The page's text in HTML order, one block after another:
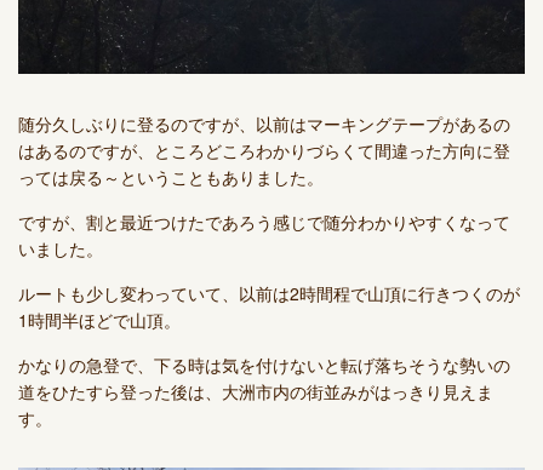
随分久しぶりに登るのですが、以前はマーキングテープがあるの
はあるのですが、ところどころわかりづらくて間違った方向に登
っては戻る～ということもありました。
ですが、割と最近つけたであろう感じで随分わかりやすくなって
いました。
ルートも少し変わっていて、以前は2時間程で山頂に行きつくのが
1時間半ほどで山頂。
かなりの急登で、下る時は気を付けないと転げ落ちそうな勢いの
道をひたすら登った後は、大洲市内の街並みがはっきり見えま
す。